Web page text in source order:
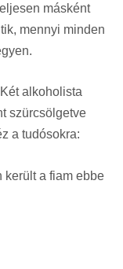
másként
mennyi minden
alkoholista
szürcsölgetve
a tudósokra:
került a fiam ebbe